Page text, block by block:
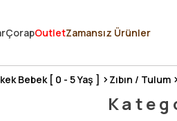
ÜRÜN
ÇorapOutletZamansız Ürünler
Bebek [ 0 - 5 Yaş ] Zıbın / Tulum